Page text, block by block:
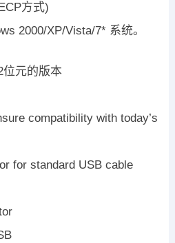
方式)
2000/XP/Vista/7* 系统。
位元的版本
compatibility with today’s
for standard USB cable